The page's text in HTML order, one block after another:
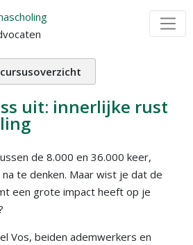
uit: innerlijke rust
de 8.000 en 36.000 keer,
te denken. Maar wist je dat de
een grote impact heeft op je
Vos, beiden ademwerkers en